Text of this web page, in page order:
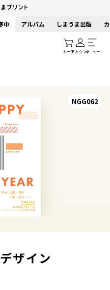
中 アルバム しまうま出版
カートアカウントメニュー
NGG062
ザイン